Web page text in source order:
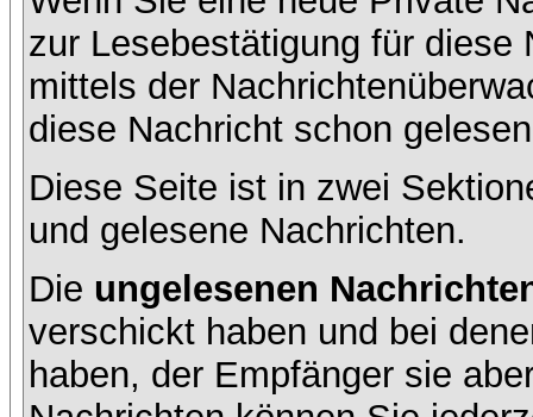
zur Lesebestätigung für diese
mittels der
diese Nachricht schon
Diese Seite ist in zwei
und gelesene Nachrichten.
Die ungelesenen
verschickt haben und bei
haben, der Empfänger sie